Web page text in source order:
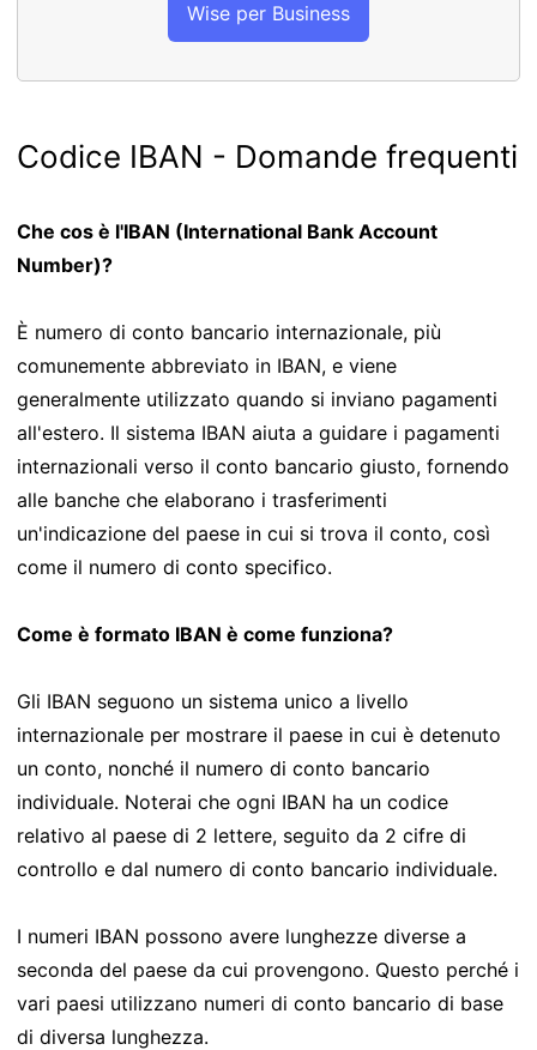
Wise per Business
Codice IBAN - Domande frequenti
Che cos è l'IBAN (International Bank Account
Number)?
È numero di conto bancario internazionale, più
comunemente abbreviato in IBAN, e viene
generalmente utilizzato quando si inviano pagamenti
all'estero. Il sistema IBAN aiuta a guidare i pagamenti
internazionali verso il conto bancario giusto, fornendo
alle banche che elaborano i trasferimenti
un'indicazione del paese in cui si trova il conto, così
come il numero di conto specifico.
Come è formato IBAN è come funziona?
Gli IBAN seguono un sistema unico a livello
internazionale per mostrare il paese in cui è detenuto
un conto, nonché il numero di conto bancario
individuale. Noterai che ogni IBAN ha un codice
relativo al paese di 2 lettere, seguito da 2 cifre di
controllo e dal numero di conto bancario individuale.
I numeri IBAN possono avere lunghezze diverse a
seconda del paese da cui provengono. Questo perché i
vari paesi utilizzano numeri di conto bancario di base
di diversa lunghezza.